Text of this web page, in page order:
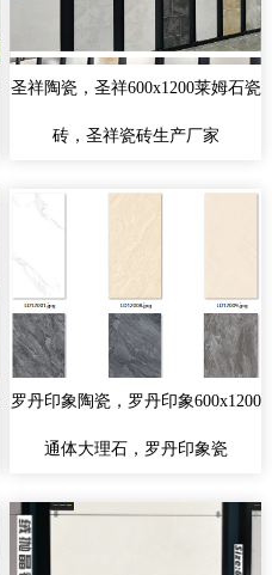
圣祥陶瓷，圣祥600x1200莱姆石瓷
砖，圣祥瓷砖生产厂家
罗丹印象陶瓷，罗丹印象600x1200
通体大理石，罗丹印象瓷